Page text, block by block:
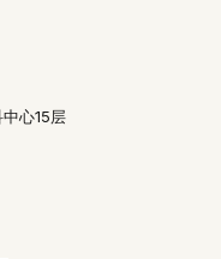
中心15层